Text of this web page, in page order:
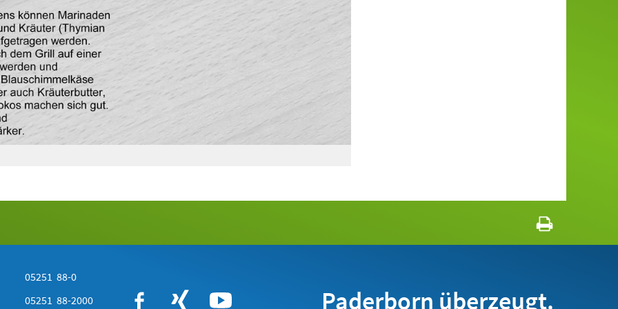
05251 88-0
05251 88-2000 Paderborn überzeugt.